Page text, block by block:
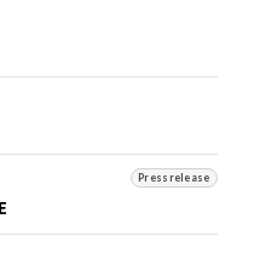
Pressrelease